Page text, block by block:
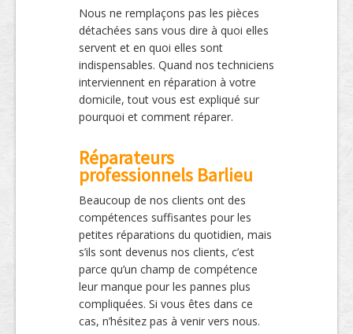
Nous ne remplaçons pas les pièces
détachées sans vous dire à quoi elles
servent et en quoi elles sont
indispensables. Quand nos techniciens
interviennent en réparation à votre
domicile, tout vous est expliqué sur
pourquoi et comment réparer.
Réparateurs
professionnels Barlieu
Beaucoup de nos clients ont des
compétences suffisantes pour les
petites réparations du quotidien, mais
s’ils sont devenus nos clients, c’est
parce qu’un champ de compétence
leur manque pour les pannes plus
compliquées. Si vous êtes dans ce
cas, n’hésitez pas à venir vers nous.